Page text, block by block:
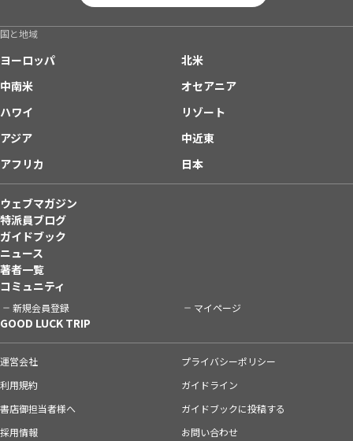
国と地域
ヨーロッパ
北米
中南米
オセアニア
ハワイ
リゾート
アジア
中近東
アフリカ
日本
ウェブマガジン
特派員ブログ
ガイドブック
ニュース
著者一覧
コミュニティ
新規会員登録 マイページ
GOOD LUCK TRIP
運営会社
プライバシーポリシー
利用規約
ガイドライン
書店御担当者様へ
ガイドブックに投稿する
採用情報
お問い合わせ